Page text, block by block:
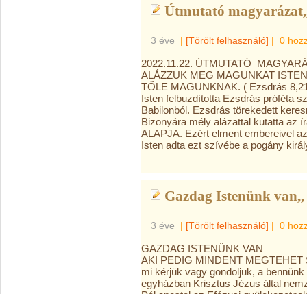
Útmutató
3 éve | [Törölt felhasználó] | 0
2022.11.22. ÚTMUTATÓ
ALÁZZUK MEG MAGUNKAT
TŐLE MAGUNKNAK. ( Ezsdrás
Isten felbuzdította Ezsdrás próféta
Babilonból. Ezsdrás törekedett
Bizonyára mély alázattal kutatta az
ALAPJA. Ezért elment embereivel
Isten adta ezt szívébe a pogány
Gazdag Istenünk van,,
3 éve | [Törölt felhasználó] | 0
GAZDAG ISTENÜNK VAN
AKI PEDIG MINDENT
mi kérjük vagy gondoljuk, a
egyházban Krisztus Jézus által